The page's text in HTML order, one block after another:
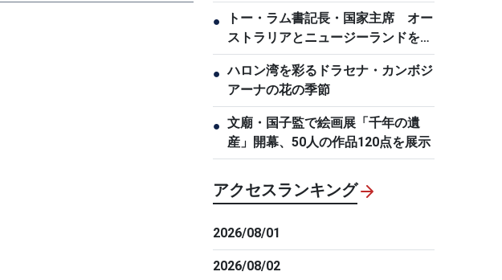
●
トー・ラム書記長・国家主席 オー
ストラリアとニュージーランドを国
賓訪問
● ハロン湾を彩るドラセナ・カンボジ
アーナの花の季節
● 文廟・国子監で絵画展「千年の遺
産」開幕、50人の作品120点を展示
アクセスランキング
2026/08/01
2026/08/02